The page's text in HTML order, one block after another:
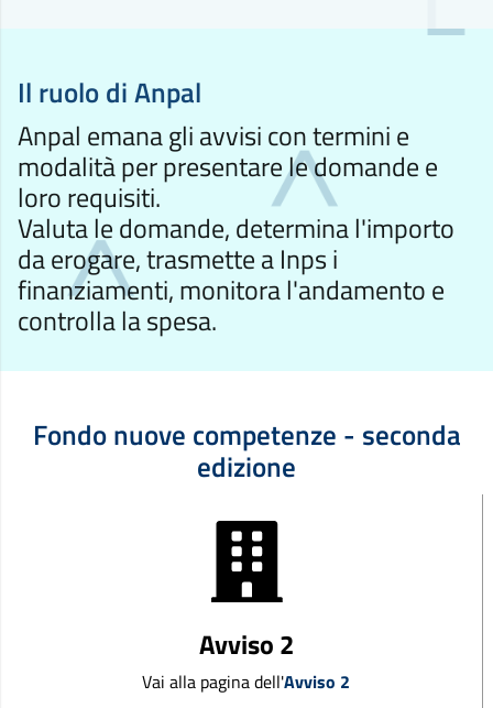
Il ruolo di Anpal
Anpal emana gli avvisi con termini e
modalità per presentare le domande e
loro requisiti.
Valuta le domande, determina l'importo
da erogare, trasmette a Inps i
finanziamenti, monitora l'andamento e
controlla la spesa.
Fondo nuove competenze - seconda
edizione
Avviso 2
Vai alla pagina dell'Avviso 2